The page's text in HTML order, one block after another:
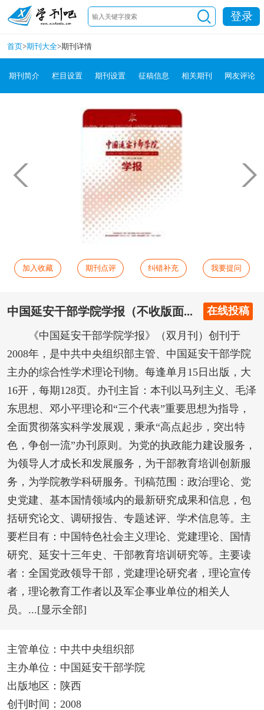
登录
首页>期刊大全>期刊详情
期刊简介 栏目设置 期刊设置 征稿信息 相关期刊 网友评论
加入收藏 期刊点评 纠错补充 我要提问
中国延安干部学院学报（不收版面... 在线投稿
《中国延安干部学院学报》（双月刊）创刊于
2008年，是中共中央组织部主管、中国延安干部学院
主办的综合性学术理论刊物。每逢单月15日出版，大
16开，每期128页。办刊主旨：本刊以马列主义、毛泽
东思想、邓小平理论和“三个代表”重要思想为指导，
全面贯彻落实科学发展观，秉承“高点起步，突出特
色，争创一流”办刊原则。为党的执政能力建设服务，
为领导人才成长和发展服务，为干部教育培训创新服
务，为学院教学科研服务。刊稿范围：政治理论、党
史党建、基本国情领域内的最新研究成果和信息，包
括研究论文、调研报告、专题述评、学术信息等。主
要栏目有：中国特色社会主义理论、党建理论、国情
研究、延安十三年史、干部教育培训研究等。主要读
者：全国党政领导干部，党建理论研究者，理论宣传
者，理论教育工作者以及军企事业单位的相关人
员。...[显示全部]
主管单位：中共中央组织部
主办单位：中国延安干部学院
出版地区：陕西
创刊时间：2008